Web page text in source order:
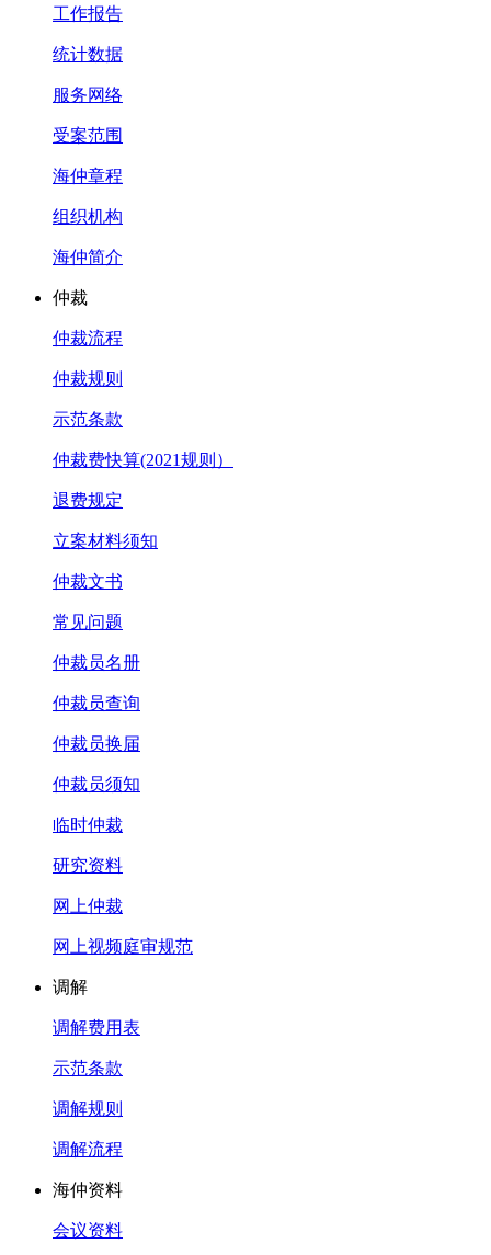
工作报告
统计数据
服务网络
受案范围
海仲章程
组织机构
海仲简介
仲裁
仲裁流程
仲裁规则
示范条款
仲裁费快算(2021规则）
退费规定
立案材料须知
仲裁文书
常见问题
仲裁员名册
仲裁员查询
仲裁员换届
仲裁员须知
临时仲裁
研究资料
网上仲裁
网上视频庭审规范
调解
调解费用表
示范条款
调解规则
调解流程
海仲资料
会议资料